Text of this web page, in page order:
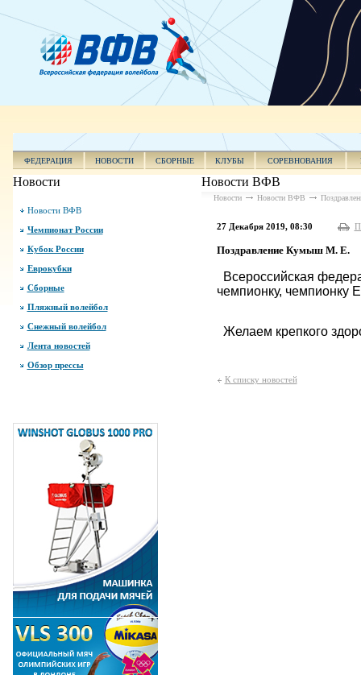
ФЕДЕРАЦИЯ НОВОСТИ СБОРНЫЕ КЛУБЫ СОРЕВНОВАНИЯ
Новости
Новости ВФВ
Чемпионат России
Кубок России
Еврокубки
Сборные
Пляжный волейбол
Снежный волейбол
Лента новостей
Обзор прессы
Новости ВФВ
Новости Новости ВФВ
27 Декабря 2019, 08:30
Поздравление Кумыш М. Е.
Всероссийская
чемпионку, чемпионку
Желаем крепкого
К списку новостей